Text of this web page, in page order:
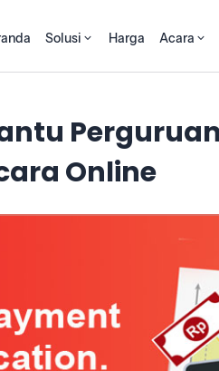
Solusi Harga Acara
Online